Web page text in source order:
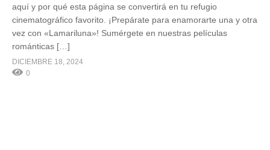
aquí y por qué esta página se convertirá en tu refugio
cinematográfico favorito. ¡Prepárate para enamorarte una y otra
vez con «Lamariluna»! Sumérgete en nuestras películas
románticas […]
DICIEMBRE 18, 2024
0